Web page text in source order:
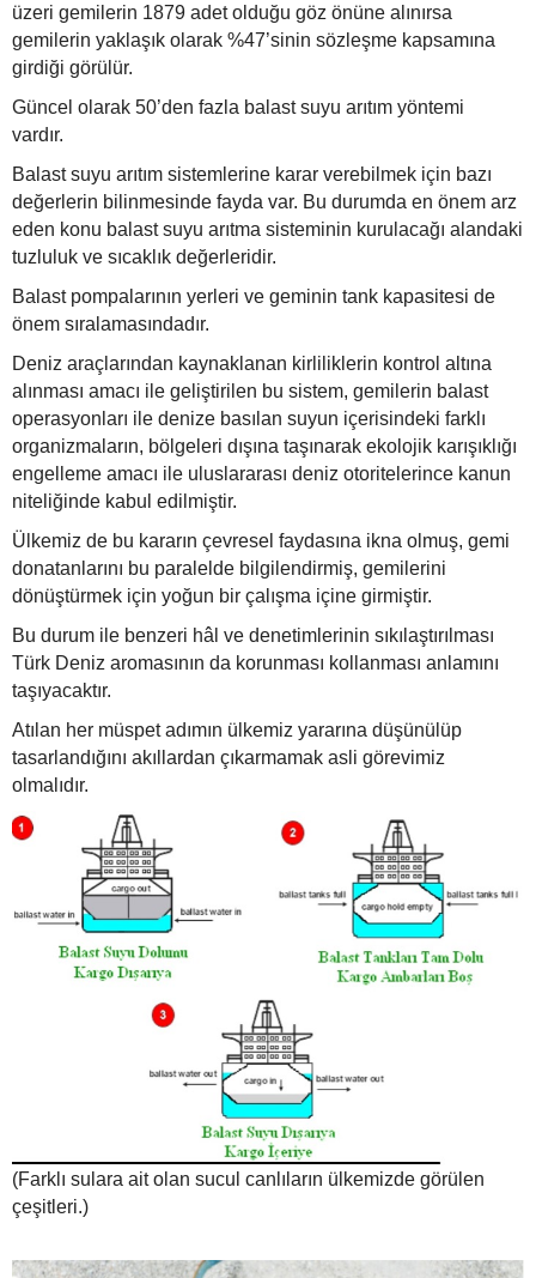
üzeri gemilerin 1879 adet olduğu göz önüne alınırsa
gemilerin yaklaşık olarak %47’sinin sözleşme kapsamına
girdiği görülür.
Güncel olarak 50’den fazla balast suyu arıtım yöntemi
vardır.
Balast suyu arıtım sistemlerine karar verebilmek için bazı
değerlerin bilinmesinde fayda var. Bu durumda en önem arz
eden konu balast suyu arıtma sisteminin kurulacağı alandaki
tuzluluk ve sıcaklık değerleridir.
Balast pompalarının yerleri ve geminin tank kapasitesi de
önem sıralamasındadır.
Deniz araçlarından kaynaklanan kirliliklerin kontrol altına
alınması amacı ile geliştirilen bu sistem, gemilerin balast
operasyonları ile denize basılan suyun içerisindeki farklı
organizmaların, bölgeleri dışına taşınarak ekolojik karışıklığı
engelleme amacı ile uluslararası deniz otoritelerince kanun
niteliğinde kabul edilmiştir.
Ülkemiz de bu kararın çevresel faydasına ikna olmuş, gemi
donatanlarını bu paralelde bilgilendirmiş, gemilerini
dönüştürmek için yoğun bir çalışma içine girmiştir.
Bu durum ile benzeri hâl ve denetimlerinin sıkılaştırılması
Türk Deniz aromasının da korunması kollanması anlamını
taşıyacaktır.
Atılan her müspet adımın ülkemiz yararına düşünülüp
tasarlandığını akıllardan çıkarmamak asli görevimiz
olmalıdır.
(Farklı sulara ait olan sucul canlıların ülkemizde görülen
çeşitleri.)